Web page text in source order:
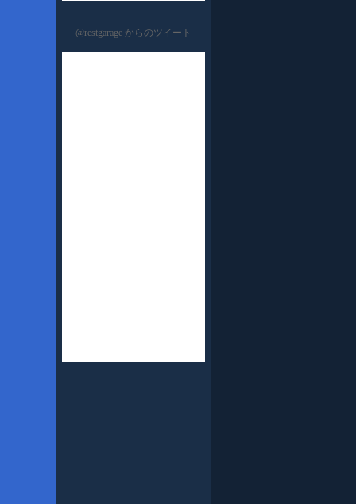
@restgarage からのツイート